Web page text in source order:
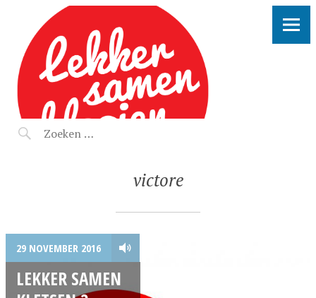
LEKKER SAMEN KLOOIEN
victore
29 NOVEMBER 2016
LEKKER SAMEN